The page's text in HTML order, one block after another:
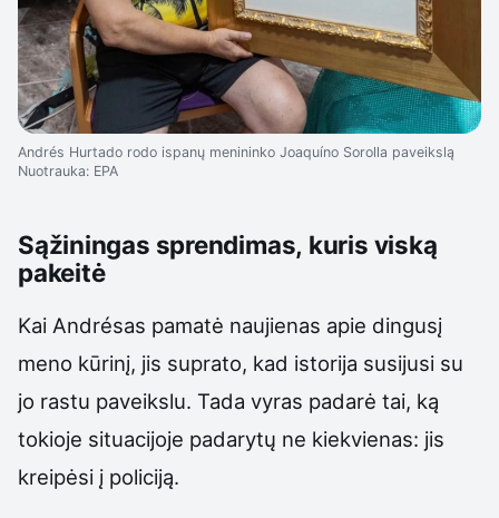
Andrés Hurtado rodo ispanų menininko Joaquíno Sorolla paveikslą
Nuotrauka: EPA
Sąžiningas sprendimas, kuris viską
pakeitė
Kai Andrésas pamatė naujienas apie dingusį
meno kūrinį, jis suprato, kad istorija susijusi su
jo rastu paveikslu. Tada vyras padarė tai, ką
tokioje situacijoje padarytų ne kiekvienas: jis
kreipėsi į policiją.